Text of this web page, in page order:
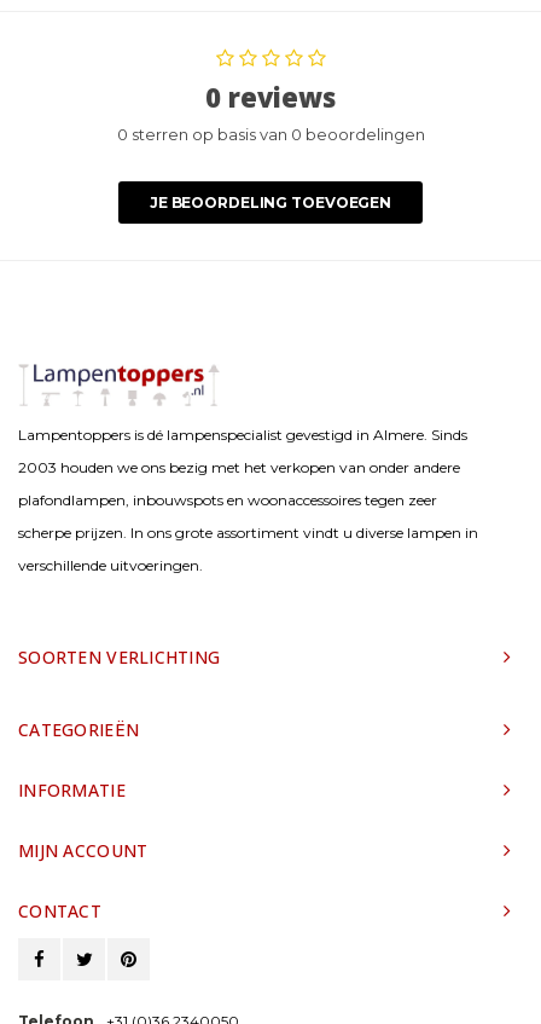
0 reviews
0 sterren op basis van 0 beoordelingen
JE BEOORDELING TOEVOEGEN
Lampentoppers is dé lampenspecialist gevestigd in Almere. Sinds
2003 houden we ons bezig met het verkopen van onder andere
plafondlampen, inbouwspots en woonaccessoires tegen zeer
scherpe prijzen. In ons grote assortiment vindt u diverse lampen in
verschillende uitvoeringen.
SOORTEN VERLICHTING
CATEGORIEËN
INFORMATIE
MIJN ACCOUNT
CONTACT